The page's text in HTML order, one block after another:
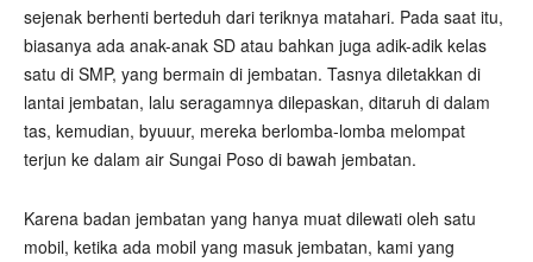
sejenak berhenti berteduh dari teriknya matahari. Pada saat itu,
biasanya ada anak-anak SD atau bahkan juga adik-adik kelas
satu di SMP, yang bermain di jembatan. Tasnya diletakkan di
lantai jembatan, lalu seragamnya dilepaskan, ditaruh di dalam
tas, kemudian, byuuur, mereka berlomba-lomba melompat
terjun ke dalam air Sungai Poso di bawah jembatan.
Karena badan jembatan yang hanya muat dilewati oleh satu
mobil, ketika ada mobil yang masuk jembatan, kami yang